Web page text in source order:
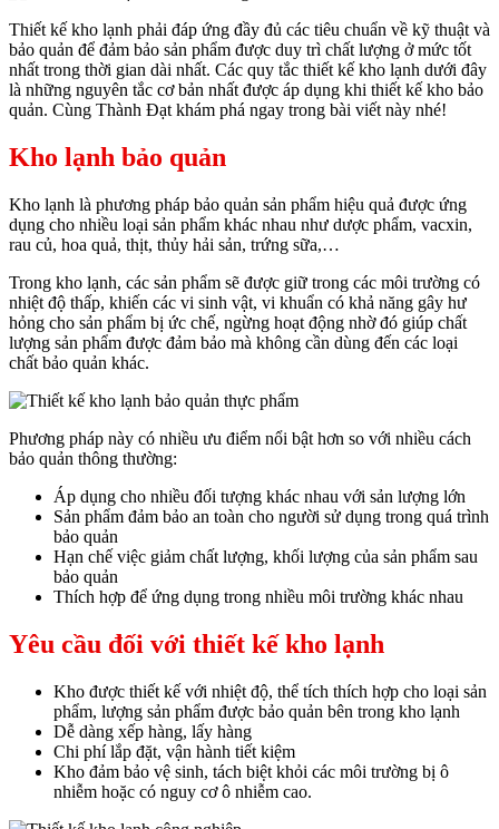
Thiết kế kho lạnh phải đáp ứng đầy đủ các tiêu chuẩn về kỹ thuật và
bảo quản để đảm bảo sản phẩm được duy trì chất lượng ở mức tốt
nhất trong thời gian dài nhất. Các quy tắc thiết kế kho lạnh dưới đây
là những nguyên tắc cơ bản nhất được áp dụng khi thiết kế kho bảo
quản. Cùng Thành Đạt khám phá ngay trong bài viết này nhé!
Kho lạnh bảo quản
Kho lạnh là phương pháp bảo quản sản phẩm hiệu quả được ứng
dụng cho nhiều loại sản phẩm khác nhau như dược phẩm, vacxin,
rau củ, hoa quả, thịt, thủy hải sản, trứng sữa,…
Trong kho lạnh, các sản phẩm sẽ được giữ trong các môi trường có
nhiệt độ thấp, khiến các vi sinh vật, vi khuẩn có khả năng gây hư
hỏng cho sản phẩm bị ức chế, ngừng hoạt động nhờ đó giúp chất
lượng sản phẩm được đảm bảo mà không cần dùng đến các loại
chất bảo quản khác.
Phương pháp này có nhiều ưu điểm nổi bật hơn so với nhiều cách
bảo quản thông thường:
Áp dụng cho nhiều đối tượng khác nhau với sản lượng lớn
Sản phẩm đảm bảo an toàn cho người sử dụng trong quá trình
bảo quản
Hạn chế việc giảm chất lượng, khối lượng của sản phẩm sau
bảo quản
Thích hợp để ứng dụng trong nhiều môi trường khác nhau
Yêu cầu đối với thiết kế kho lạnh
Kho được thiết kế với nhiệt độ, thể tích thích hợp cho loại sản
phẩm, lượng sản phẩm được bảo quản bên trong kho lạnh
Dễ dàng xếp hàng, lấy hàng
Chi phí lắp đặt, vận hành tiết kiệm
Kho đảm bảo vệ sinh, tách biệt khỏi các môi trường bị ô
nhiễm hoặc có nguy cơ ô nhiễm cao.